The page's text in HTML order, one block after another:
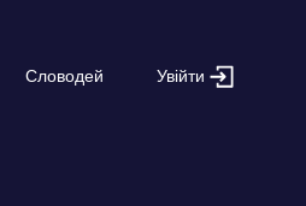
Словодей Увійти